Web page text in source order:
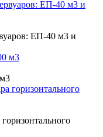
ЕП-40 м3 и